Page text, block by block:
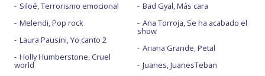
Siloé, Terrorismo emocional
Melendi, Pop rock
Laura Pausini, Yo canto 2
Holly Humberstone, Cruel
world
Bad Gyal, Más cara
Ana Torroja, Se ha acabado el
show
Ariana Grande, Petal
Juanes, JuanesTeban